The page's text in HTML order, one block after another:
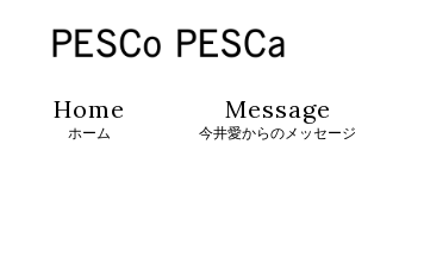
Home
ホーム
Message
今井愛からのメッセージ